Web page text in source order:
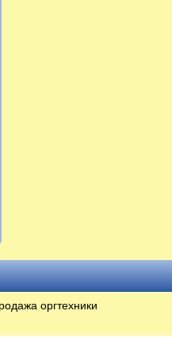
оргтехники